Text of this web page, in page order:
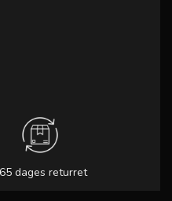
dages returret